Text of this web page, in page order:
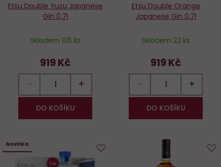
Etsu Double Yuzu Japanese
Gin 0,7l
Skladem 105 ks
919 Kč
− +
DO KOŠÍKU
Etsu Double Orange
Japanese Gin 0,7l
Skladem 22 ks
919 Kč
− +
DO KOŠÍKU
Novinka